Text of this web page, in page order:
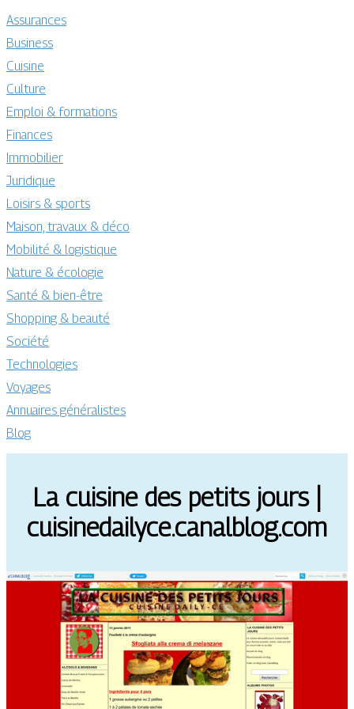
Assurances
Business
Cuisine
Culture
Emploi & formations
Finances
Immobilier
Juridique
Loisirs & sports
Maison, travaux & déco
Mobilité & logistique
Nature & écologie
Santé & bien-être
Shopping & beauté
Société
Technologies
Voyages
Annuaires généralistes
Blog
La cuisine des petits jours |
cuisinedailyce.canalblog.com